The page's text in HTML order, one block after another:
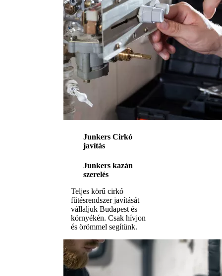
Junkers Cirkó
javítás
Junkers kazán
szerelés
Teljes körű cirkó
fűtésrendszer javítását
vállaljuk Budapest és
környékén. Csak hívjon
és örömmel segítünk.